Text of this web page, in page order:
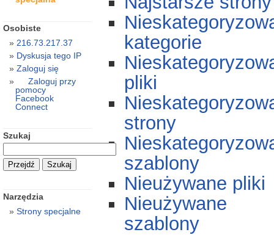
kategorie
pliki
strony
szablony
Nieużywane pliki
Nieużywane
szablony
Osobiste
216.73.217.37
Dyskusja tego IP
Zaloguj się
Zaloguj przy
pomocy
Facebook
Connect
Szukaj
Narzędzia
Strony specjalne